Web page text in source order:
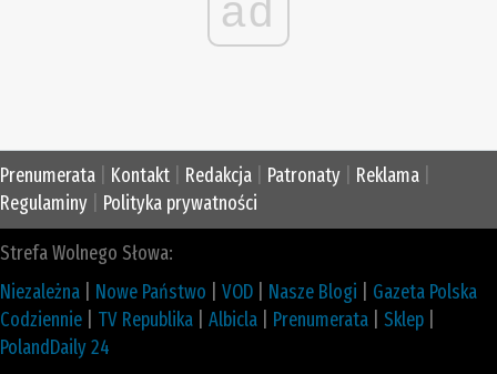
ad
Prenumerata Kontakt Redakcja Patronaty Reklama
Regulaminy
Polityka prywatności
Strefa Wolnego Słowa:
Niezależna
Nowe Państwo VOD Nasze Blogi
Gazeta Polska
Codziennie
TV Republika Albicla Prenumerata Sklep
PolandDaily 24